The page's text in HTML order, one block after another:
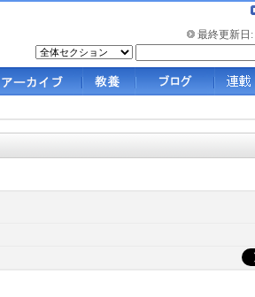
最終更新日: